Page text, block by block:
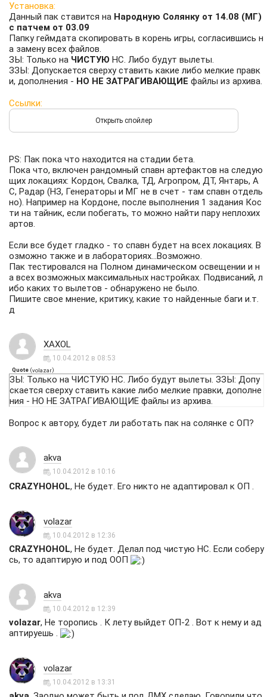
Установка:
Данный пак ставится на Народную Солянку от 14.08 (МГ)
с патчем от 03.09
Папку геймдата скопировать в корень игры, согласившись н
а замену всех файлов.
ЗЫ: Только на ЧИСТУЮ НС. Либо будут вылеты.
ЗЗЫ: Допускается сверху ставить какие либо мелкие правк
и, дополнения - НО НЕ ЗАТРАГИВАЮЩИЕ файлы из архива.
Ссылки:
PS: Пак пока что находится на стадии бета.
Пока что, включен рандомный спавн артефактов на следую
щих локациях: Кордон, Свалка, ТД, Агропром, ДТ, Янтарь, А
С, Радар (НЗ, Генераторы и МГ не в счет - там спавн отдель
но). Например на Кордоне, после выполнения 1 задания Кос
ти на тайник, если побегать, то можно найти пару неплохих
артов.
Если все будет гладко - то спавн будет на всех локациях. В
озможно также и в лабораториях...Возможно.
Пак тестировался на Полном динамическом освещении и н
а всех возможных максимальных настройках. Подвисаний, л
ибо каких то вылетов - обнаружено не было.
Пишите свое мнение, критику, какие то найденные баги и.т.
д
XAXOL
10.04.2012 в 08:53
Quote (volazar)
ЗЫ: Только на ЧИСТУЮ НС. Либо будут вылеты. ЗЗЫ: Допу
скается сверху ставить какие либо мелкие правки, дополне
ния - НО НЕ ЗАТРАГИВАЮЩИЕ файлы из архива.
Вопрос к автору, будет ли работать пак на солянке с ОП?
akva
10.04.2012 в 10:16
CRAZYHOHOL, Не будет. Его никто не адаптировал к ОП .
volazar
10.04.2012 в 12:36
CRAZYHOHOL, Не будет. Делал под чистую НС. Если соберу
сь, то адаптирую и под ООП
akva
10.04.2012 в 12:39
volazar, Не торопись . К лету выйдет ОП-2 . Вот к нему и ад
аптируешь .
volazar
10.04.2012 в 13:31